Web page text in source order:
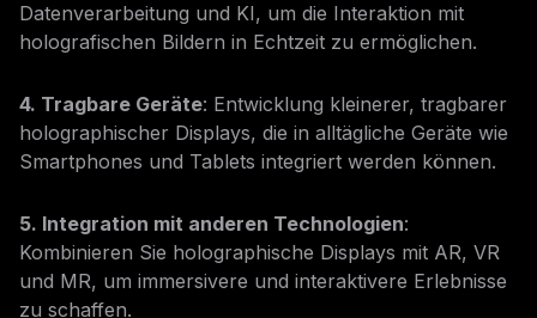
Datenverarbeitung und KI, um die Interaktion mit
holografischen Bildern in Echtzeit zu ermöglichen.
4. Tragbare Geräte: Entwicklung kleinerer, tragbarer
holographischer Displays, die in alltägliche Geräte wie
Smartphones und Tablets integriert werden können.
5. Integration mit anderen Technologien:
Kombinieren Sie holographische Displays mit AR, VR
und MR, um immersivere und interaktivere Erlebnisse
zu schaffen.